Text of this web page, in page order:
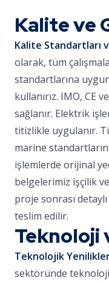
Kalite ve
Kalite Standartları
olarak, tüm
standartlarına
kullanırız. IMO, CE
sağlanır. Elektrik
titizlikle uygulanır.
marine
işlemlerde orijinal
belgelerimiz işçilik
proje sonrası
teslim edilir.
Teknoloji
Teknolojik
sektöründe